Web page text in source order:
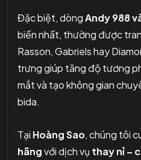
Đặc biệt, dòngAndy 988
biến nhất, thường được
Rasson, Gabriels hay
trưng giúp tăng độ tương
mắt và tạo không gian
bida.
Tại Hoàng Sao, chúng tôi
hãngvới dịch vụ thay nỉ –